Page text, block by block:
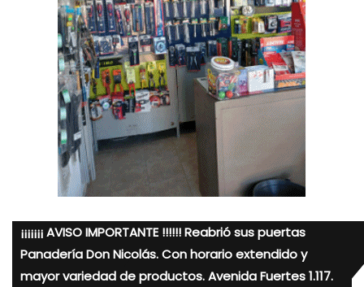
¡¡¡¡¡¡¡ AVISO IMPORTANTE !!!!!! Reabrió sus puertas
Panadería Don Nicolás. Con horario extendido y
mayor variedad de productos. Avenida Fuertes 1.117.